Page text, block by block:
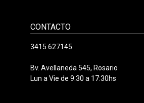
CONTACTO
3415 627145
Bv. Avellaneda 545, Rosario
Lun a Vie de 9:30 a 17:30hs